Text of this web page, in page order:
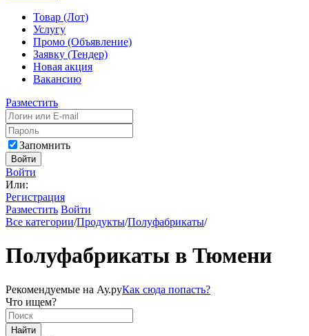
Товар (Лот)
Услугу
Промо (Объявление)
Заявку (Тендер)
Новая акция
Вакансию
Разместить
Запомнить
Войти
Войти
Или:
Регистрация
Разместить Войти
Все категории/Продукты/Полуфабрикаты/
Полуфабрикаты в Тюмени
Рекомендуемые на Ау.руКак сюда попасть?
Что ищем?
Найти